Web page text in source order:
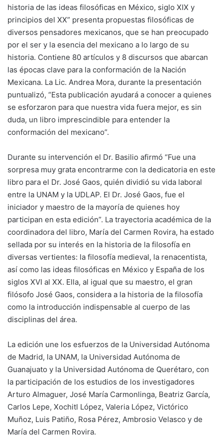
historia de las ideas filosóficas en México, siglo XIX y
principios del XX” presenta propuestas filosóficas de
diversos pensadores mexicanos, que se han preocupado
por el ser y la esencia del mexicano a lo largo de su
historia. Contiene 80 artículos y 8 discursos que abarcan
las épocas clave para la conformación de la Nación
Mexicana. La Lic. Andrea Mora, durante la presentación
puntualizó, “Esta publicación ayudará a conocer a quienes
se esforzaron para que nuestra vida fuera mejor, es sin
duda, un libro imprescindible para entender la
conformación del mexicano”.
Durante su intervención el Dr. Basilio afirmó “Fue una
sorpresa muy grata encontrarme con la dedicatoria en este
libro para el Dr. José Gaos, quién dividió su vida laboral
entre la UNAM y la UDLAP. El Dr. José Gaos, fue el
iniciador y maestro de la mayoría de quienes hoy
participan en esta edición”. La trayectoria académica de la
coordinadora del libro, María del Carmen Rovira, ha estado
sellada por su interés en la historia de la filosofía en
diversas vertientes: la filosofía medieval, la renacentista,
así como las ideas filosóficas en México y España de los
siglos XVI al XX. Ella, al igual que su maestro, el gran
filósofo José Gaos, considera a la historia de la filosofía
como la introducción indispensable al cuerpo de las
disciplinas del área.
La edición une los esfuerzos de la Universidad Autónoma
de Madrid, la UNAM, la Universidad Autónoma de
Guanajuato y la Universidad Autónoma de Querétaro, con
la participación de los estudios de los investigadores
Arturo Almaguer, José María Carmonlinga, Beatriz García,
Carlos Lepe, Xochitl López, Valeria López, Victórico
Muñoz, Luis Patiño, Rosa Pérez, Ambrosio Velasco y de
María del Carmen Rovira.